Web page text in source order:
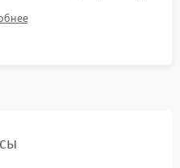
посторонних шумов,
сухости в поддоне.